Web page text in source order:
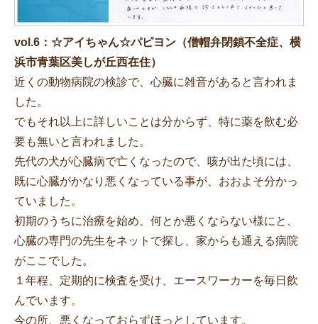
vol.6：☆アイちゃん☆パピヨン（僧帽弁閉鎖不全症、横
浜市青葉区美しが丘西在住）
近くの動物病院の検診で、心臓に雑音があると言われま
した。
でもそれ以上に詳しいことは分からず、特に薬を飲む必
要も無いと言われました。
先代の犬が心臓病で亡くなったので、咳が出た頃には、
既に心臓がかなり悪くなっている事が、おおよそ分かっ
ていました。
初期のうちに治療を始め、何とか悪くならない様にと、
心臓の専門の先生をネットで探し、家からも通える病院
がここでした。
１年程、定期的に検査を受け、エースワーカーを毎日飲
んでいます。
今の所、悪くなっておらずほっとしています。